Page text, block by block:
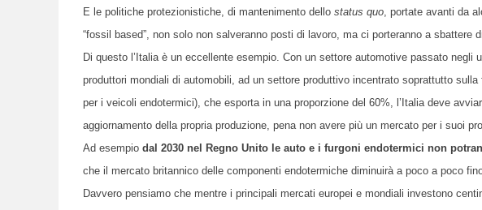
E le politiche protezionistiche, di mantenimento dello status quo, portate avanti da
“fossil based”, non solo non salveranno posti di lavoro, ma ci porteranno a sbattere
Di questo l’Italia è un eccellente esempio. Con un settore automotive passato negli
produttori mondiali di automobili, ad un settore produttivo incentrato soprattutto
per i veicoli endotermici), che esporta in una proporzione del 60%, l’Italia deve
aggiornamento della propria produzione, pena non avere più un mercato per i suoi
Ad esempio dal 2030 nel Regno Unito le auto e i furgoni endotermici non
che il mercato britannico delle componenti endotermiche diminuirà a poco a poco
Davvero pensiamo che mentre i principali mercati europei e mondiali investono